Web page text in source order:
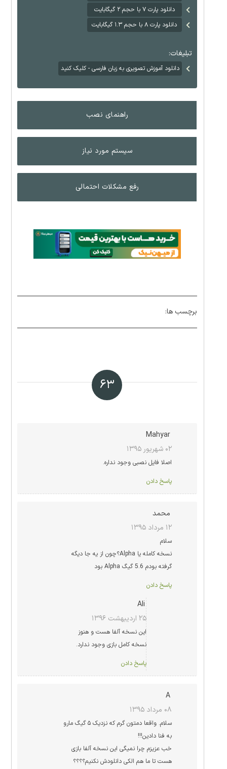
دانلود پارت ۷ با حجم ۲ گیگابایت
دانلود پارت ۸ با حجم ۱.۳ گیگابایت
تبلیغات:
دانلود آموزش تصویری به زبان فارسی - کلیک کنید
راهنمای نصب
سیستم مورد نیاز
رفع مشکلات احتمالی
برچسب ها:
۶۳
Mahyar
۰۲ شهریور ۱۳۹۵
اصلا فایل نصبی وجود نداره.
پاسخ دادن
محمد
۱۲ مرداد ۱۳۹۵
سلام
نسخه کامله یا Alpha؟چون از یه جا دیگه
گرفته بودم 5.6 گیگ Alpha بود
پاسخ دادن
Ali
۲۵ اردیبهشت ۱۳۹۶
این نسخه آلفا هست و هنوز
نسخه کامل بازی وجود ندارد.
پاسخ دادن
A
۰۸ مرداد ۱۳۹۵
سلام. واقعا دمتون گرم که نزدیک ۵ گیگ مارو
به فنا دادین!!!
خب عزیزم چرا نمیگی این نسخه آلفا بازی
هست تا ما هم الکی دانلودش نکنیم؟؟؟؟